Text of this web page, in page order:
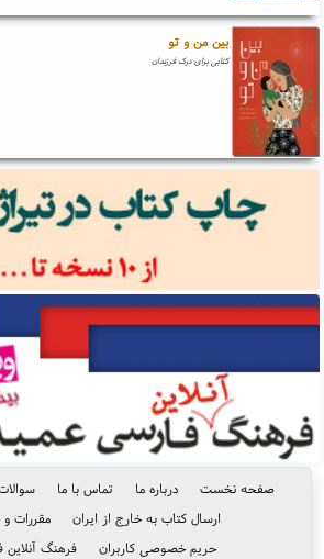
بین من و تو
کتابی برای درک فرزندان
صفحه نخست درباره ما تماس با ما
ارسال کتاب به خارج از ایران
مقررات
حریم خصوصی کاربران
فرهنگ